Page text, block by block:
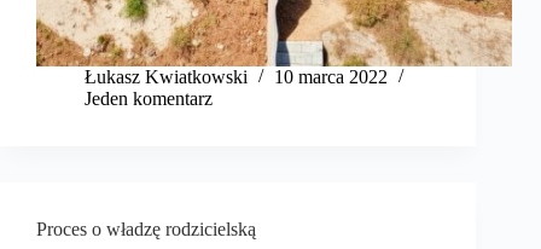
​Łukasz Kwiatkowski
10 marca 2022
Jeden komentarz
Proces o władzę rodzicielską